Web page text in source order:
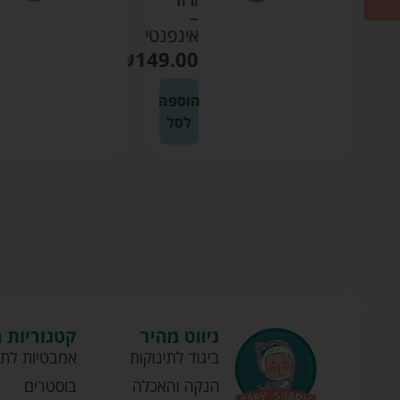
–
אינפנטי
₪149.00
הוספה
לסל
ניווט מהיר
ביגוד לתינוקות
הנקה והאכלה
אמבטיות
בוסטרים